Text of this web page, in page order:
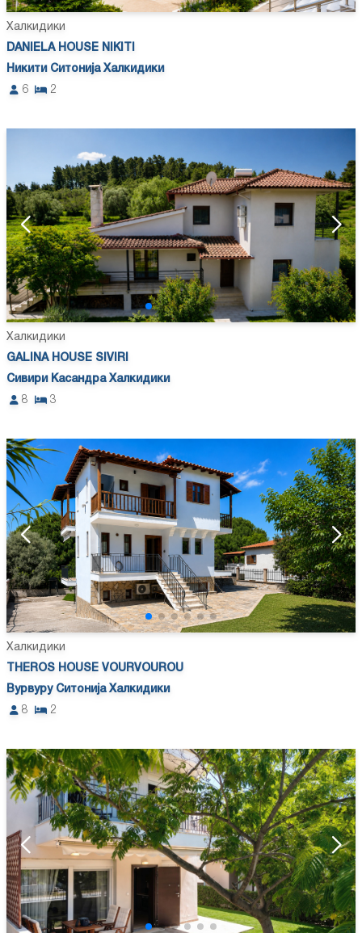
Халкидики
DANIELA HOUSE NIKITI
Никити Ситонија Халкидики
6
2
Халкидики
GALINA HOUSE SIVIRI
Сивири Касандра Халкидики
8
3
Халкидики
THEROS HOUSE VOURVOUROU
Вурвуру Ситонија Халкидики
8
2